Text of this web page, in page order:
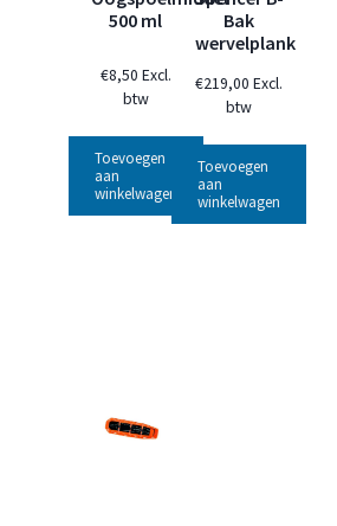
500 ml
€8,50 Excl.
btw
Toevoegen
aan
winkelwagen
Bak
wervelplank
€219,00 Excl.
btw
Toevoegen
aan
winkelwagen